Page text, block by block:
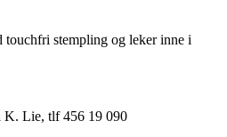
touchfri stempling og leker inne i
K. Lie, tlf 456 19 090